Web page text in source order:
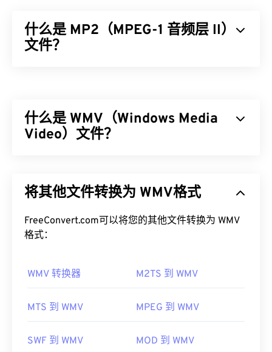
什么是 MP2（MPEG-1 音频层 II）
文件？
能光盘 (DVD)。这种文件类型在专业广播公司中比
在消费者中更常见。
用于打开 MP2 的最佳媒体播放器是VLC 媒体播放
器。该播放器适用于大多数平台，并且非常可靠。
在 Windows 上，不错的选择包括Windows Media
Player
jetAudio 、Winamp Helium Music Manager
Mac OS X 上，
是打开此类文件的最佳选择。
制定者： ISO/
运动图像专家组
有用的链接：
什么是 WMV（Windows Media
Video）文件？
生成易于管理的文件，同时保持视频质量。一种称为
文件。
大多数媒体播放器都可以打开和读取 WMV（和
Microsoft Windows Media Player。WMV和 ASF 是
VLCMedia Player
是另一个可靠的选择，它可以跨多
将其他文件转换为 WMV格式
FreeConvert.com可以将您的其他文件转换为 WMV
格式：
WMV 转换器 M2TS 到 WMV
MTS 到 WMV MPEG 到 WMV
SWF 到 WMV MOD 到 WMV